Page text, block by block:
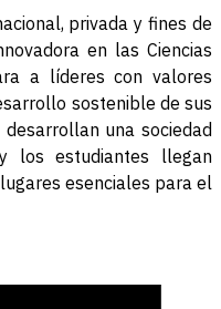
privada y fines de
en las Ciencias
a líderes con valores
sostenible de sus
una sociedad
los estudiantes llegan
esenciales para el